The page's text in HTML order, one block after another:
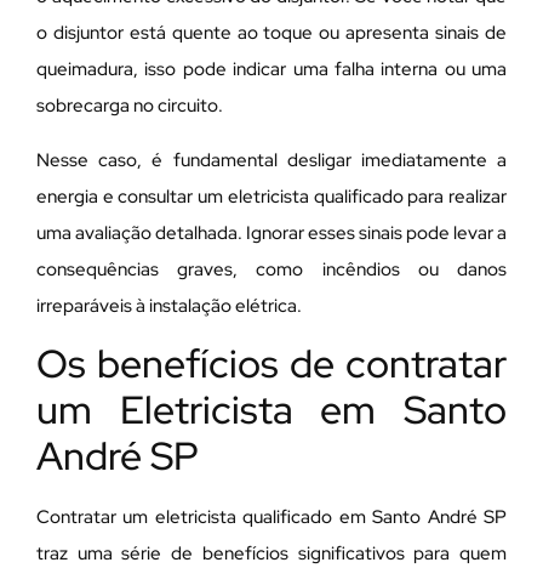
o disjuntor está quente ao toque ou apresenta sinais de
queimadura, isso pode indicar uma falha interna ou uma
sobrecarga no circuito.
Nesse caso, é fundamental desligar imediatamente a
energia e consultar um eletricista qualificado para realizar
uma avaliação detalhada. Ignorar esses sinais pode levar a
consequências graves, como incêndios ou danos
irreparáveis à instalação elétrica.
Os benefícios de contratar
um Eletricista em Santo
André SP
Contratar um eletricista qualificado em Santo André SP
traz uma série de benefícios significativos para quem